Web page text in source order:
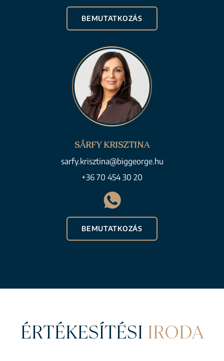
BEMUTATKOZÁS
SÁRFY KRISZTINA
sarfy.krisztina@biggeorge.hu
+36 70 454 30 20
BEMUTATKOZÁS
ÉRTÉKESÍTÉSI IRODA